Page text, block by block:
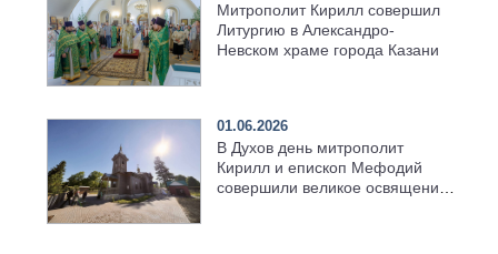
Митрополит Кирилл совершил
Литургию в Александро-
Невском храме города Казани
01.06.2026
В Духов день митрополит
Кирилл и епископ Мефодий
совершили великое освящение